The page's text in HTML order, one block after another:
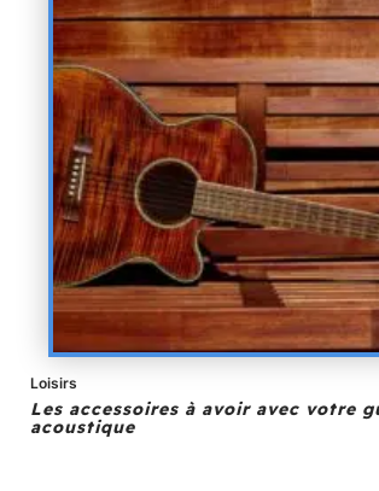
Loisirs
Les accessoires à avoir avec votre
acoustique